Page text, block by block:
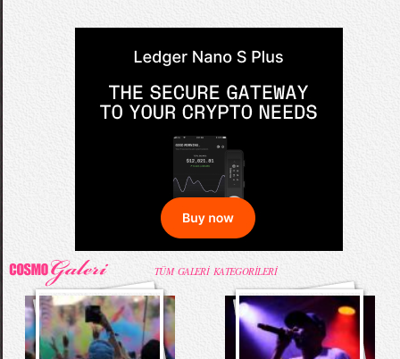
TÜM GALERİ KATEGORİLERİ